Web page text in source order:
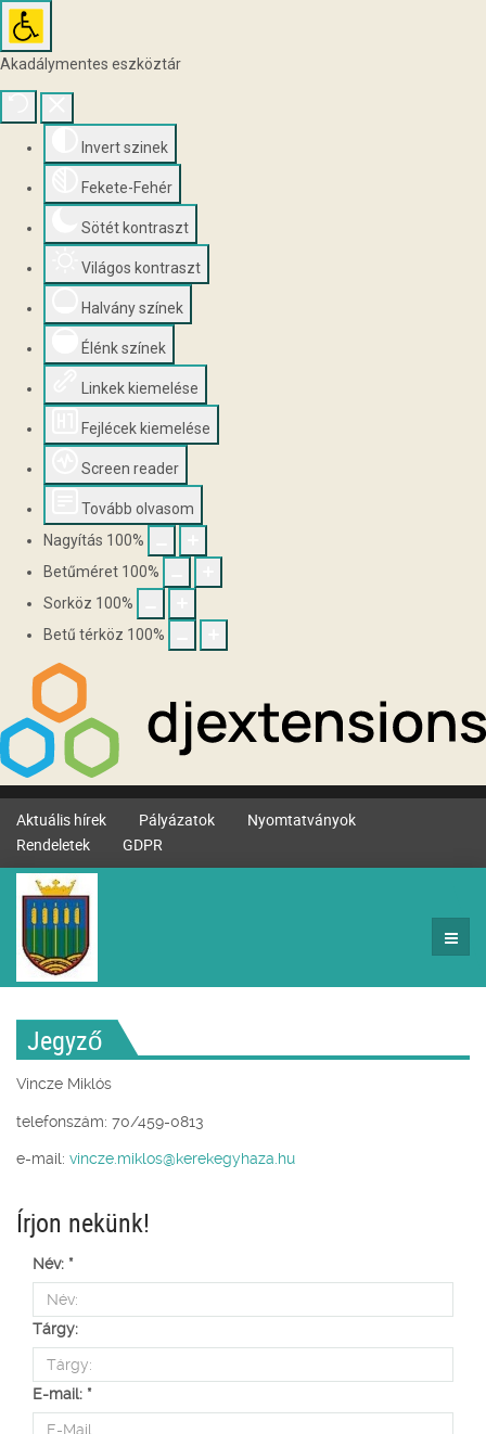
Akadálymentes eszköztár
Invert szinek
Fekete-Fehér
Sötét kontraszt
Világos kontraszt
Halvány színek
Élénk színek
Linkek kiemelése
Fejlécek kiemelése
Screen reader
Tovább olvasom
Nagyítás 100%
Betűméret 100%
Sorköz 100%
Betű térköz 100%
Aktuális hírek Pályázatok
Nyomtatványok
Rendeletek
GDPR
Jegyző
Vincze Miklós
telefonszám: 70/459-0813
e-mail: vincze.miklos@kerekegyhaza.hu
Írjon nekünk!
Név: *
Tárgy:
E-mail: *